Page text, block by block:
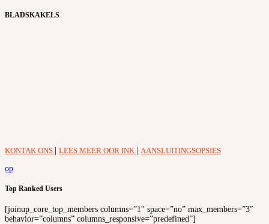
BLADSKAKELS
KONTAK ONS LEES MEER OOR INK
AANSLUITINGSOPSIES
op
Top Ranked Users
[joinup_core_top_members columns=”1″ space=”no” max_members=”3″
behavior=”columns” columns_responsive=”predefined”]